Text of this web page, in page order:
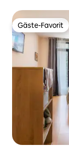
Gäste-Favorit
Gäste-Favorit